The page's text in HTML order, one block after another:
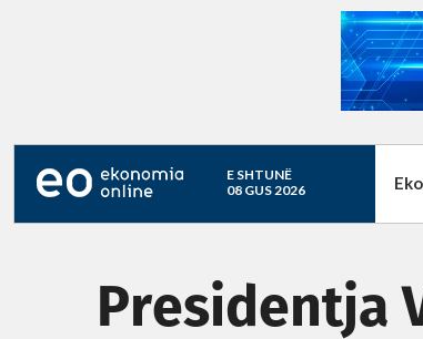
E SHTUNË
08 GUS 2026
Presidentja